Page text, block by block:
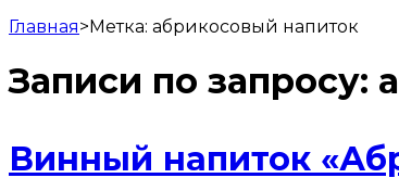
Главная>Метка: абрикосовый напиток
Записи по запросу:
Винный напиток